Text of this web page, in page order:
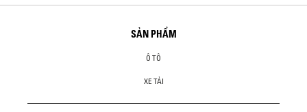
SẢN PHẨM
Ô TÔ
XE TẢI